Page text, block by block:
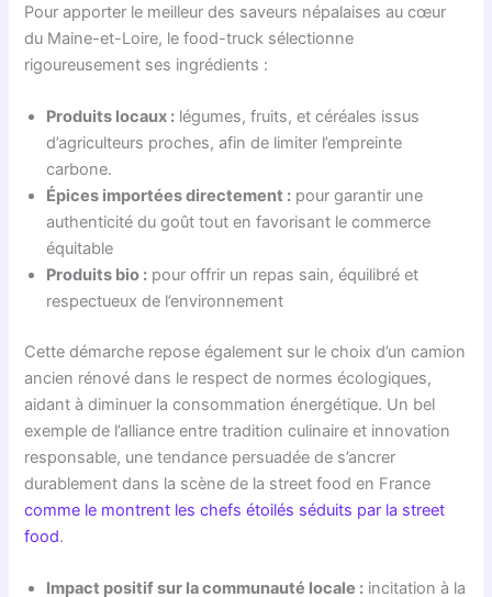
Pour apporter le meilleur des saveurs népalaises au cœur
du Maine-et-Loire, le food-truck sélectionne
rigoureusement ses ingrédients :
Produits locaux : légumes, fruits, et céréales issus
d’agriculteurs proches, afin de limiter l’empreinte
carbone.
Épices importées directement : pour garantir une
authenticité du goût tout en favorisant le commerce
équitable
Produits bio : pour offrir un repas sain, équilibré et
respectueux de l’environnement
Cette démarche repose également sur le choix d’un camion
ancien rénové dans le respect de normes écologiques,
aidant à diminuer la consommation énergétique. Un bel
exemple de l’alliance entre tradition culinaire et innovation
responsable, une tendance persuadée de s’ancrer
durablement dans la scène de la street food en France
comme le montrent les chefs étoilés séduits par la street
food.
Impact positif sur la communauté locale : incitation à la